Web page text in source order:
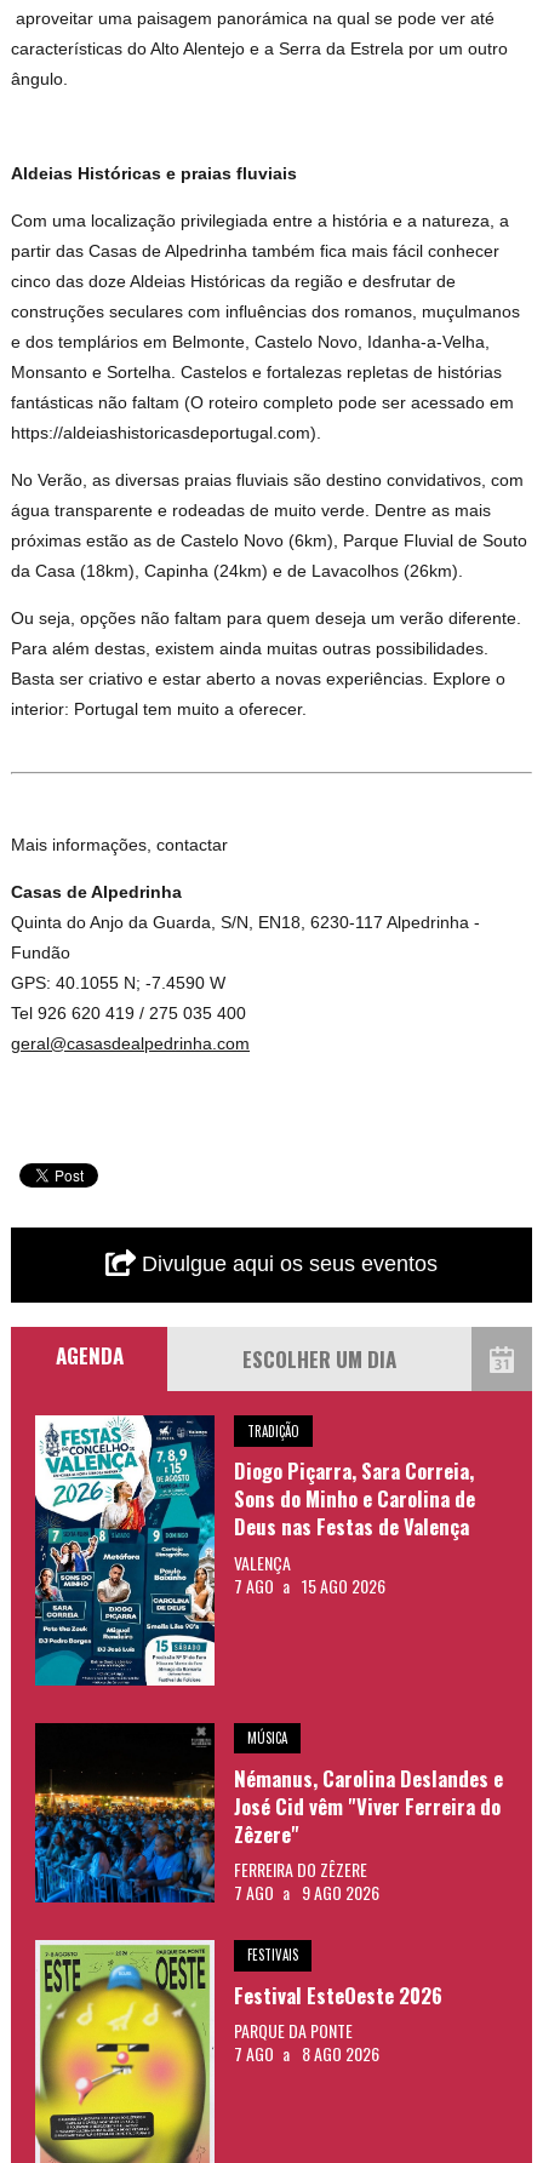
aproveitar uma paisagem panorámica na qual se pode ver até
características do Alto Alentejo e a Serra da Estrela por um outro
ângulo.
Aldeias Históricas e praias fluviais
Com uma localização privilegiada entre a história e a natureza, a
partir das Casas de Alpedrinha também fica mais fácil conhecer
cinco das doze Aldeias Históricas da região e desfrutar de
construções seculares com influências dos romanos, muçulmanos
e dos templários em Belmonte, Castelo Novo, Idanha-a-Velha,
Monsanto e Sortelha. Castelos e fortalezas repletas de histórias
fantásticas não faltam (O roteiro completo pode ser acessado em
https://aldeiashistoricasdeportugal.com).
No Verão, as diversas praias fluviais são destino convidativos, com
água transparente e rodeadas de muito verde. Dentre as mais
próximas estão as de Castelo Novo (6km), Parque Fluvial de Souto
da Casa (18km), Capinha (24km) e de Lavacolhos (26km).
Ou seja, opções não faltam para quem deseja um verão diferente.
Para além destas, existem ainda muitas outras possibilidades.
Basta ser criativo e estar aberto a novas experiências. Explore o
interior: Portugal tem muito a oferecer.
Mais informações, contactar
Casas de Alpedrinha
Quinta do Anjo da Guarda, S/N, EN18, 6230-117 Alpedrinha -
Fundão
GPS: 40.1055 N; -7.4590 W
Tel 926 620 419 / 275 035 400
geral@casasdealpedrinha.com
Divulgue aqui os seus eventos
AGENDA
TRADIÇÃO
Diogo Piçarra, Sara Correia,
Sons do Minho e Carolina de
Deus nas Festas de Valença
VALENÇA
7 AGO a 15 AGO 2026
MÚSICA
Némanus, Carolina Deslandes e
José Cid vêm "Viver Ferreira do
Zêzere"
FERREIRA DO ZÊZERE
7 AGO a 9 AGO 2026
FESTIVAIS
Festival EsteOeste 2026
PARQUE DA PONTE
7 AGO a 8 AGO 2026